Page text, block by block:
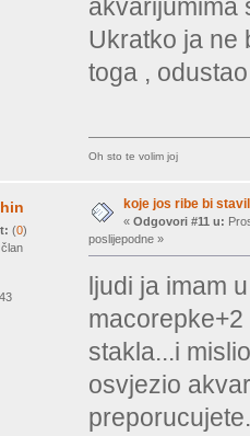
akvarijumima
Ukratko ja ne
toga ,
Oh sto te volim joj
(0)
koje jos ribe bi
« Odgovori #11 u:
poslijepodne »
ljudi ja imam
stakla...i
osvjezio